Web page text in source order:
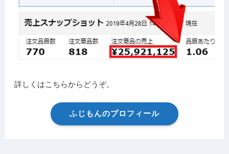
詳しくはこちらからどうぞ。
ふじもんのプロフィール